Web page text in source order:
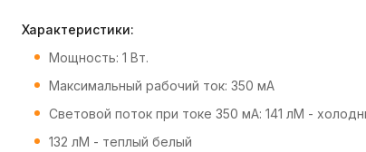
Характеристики:
Мощность: 1 Вт.
Максимальный рабочий ток: 350 мА
Световой поток при токе 350 мА: 141 лМ -
132 лМ - теплый белый